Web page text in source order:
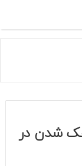
شدن در